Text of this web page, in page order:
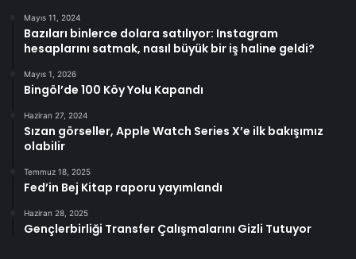
Mayıs 11, 2024
Bazıları binlerce dolara satılıyor: Instagram
hesaplarını satmak, nasıl büyük bir iş haline geldi?
Mayıs 1, 2026
Bingöl’de 100 Köy Yolu Kapandı
Haziran 27, 2024
Sızan görseller, Apple Watch Series X’e ilk bakışımız
olabilir
Temmuz 18, 2025
Fed’in Bej Kitap raporu yayımlandı
Haziran 28, 2025
Gençlerbirliği Transfer Çalışmalarını Gizli Tutuyor